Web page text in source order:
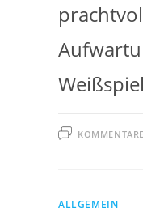
ALLGEMEIN